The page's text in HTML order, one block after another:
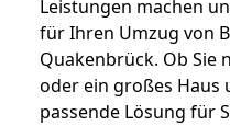
Leistungen machen
für Ihren Umzug von
Quakenbrück. Ob Sie
oder ein großes Haus
passende Lösung für